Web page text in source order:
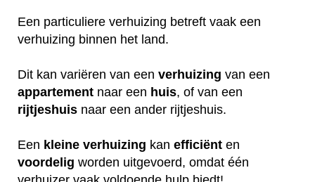
Een particuliere verhuizing betreft vaak een
verhuizing binnen het land.
Dit kan variëren van een verhuizing van een
appartement naar een huis, of van een
rijtjeshuis naar een ander rijtjeshuis.
Een kleine verhuizing kan efficiënt en
voordelig worden uitgevoerd, omdat één